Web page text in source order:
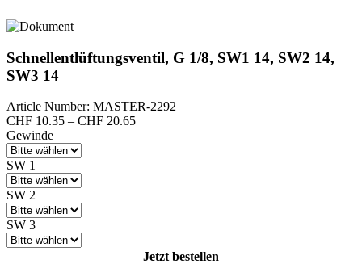
Schnellentlüftungsventil, G 1/8, SW1 14, SW2 14,
SW3 14
Article Number: MASTER-2292
CHF 10.35 – CHF 20.65Preisspanne:
Gewinde
SW 1
SW 2
SW 3
Jetzt bestellen